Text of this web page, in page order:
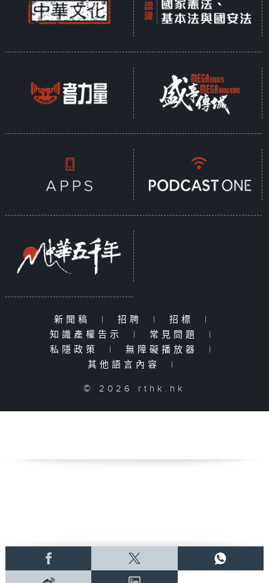
新聞稿 | 招聘 | 招標
|
知識產權告示
| 常見問題
|
私隱政策
| 無障礙播放器
|
其他語言內容
|
© 2026 rthk.hk